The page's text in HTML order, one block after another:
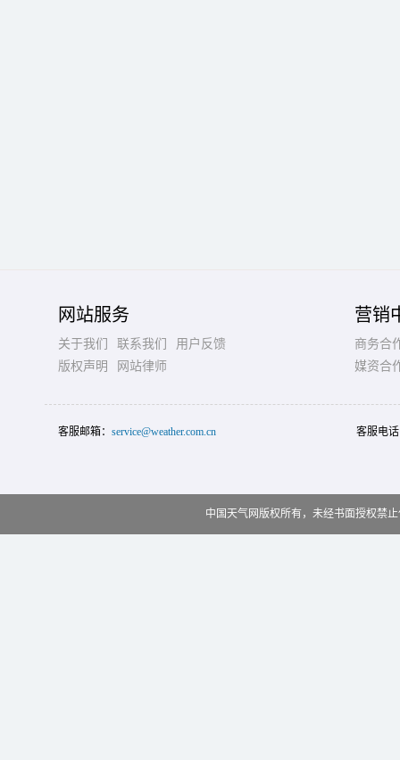
网站服务
关于我们 联系我们
用户反馈
版权声明
网站律师
营销
商务合
媒资合
客服邮箱： service@weather.com.cn 客服电
中国天气网版权所有，未经书面授权